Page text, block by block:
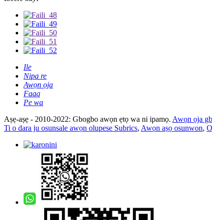
Ile
Nipa re
Awọn ọja
Faaq
Pe wa
Aṣẹ-aṣẹ - 2010-2022: Gbogbo awọn ẹtọ wa ni ipamọ. Awọn ọja
Ti o dara ju osunsale awọn olupese Subrics, Awọn aṣọ osunwon,